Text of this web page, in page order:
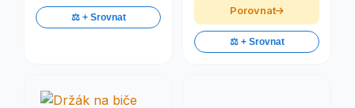
⚖️ + Srovnat
Porovnat
⚖️ + Srovnat